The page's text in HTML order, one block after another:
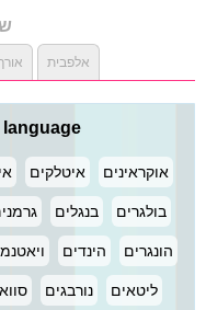
אלפבית
language
אוקראינים איטלקים
בולגרים בנגלים
הונגרים הינדים
ליטאים נורבגים